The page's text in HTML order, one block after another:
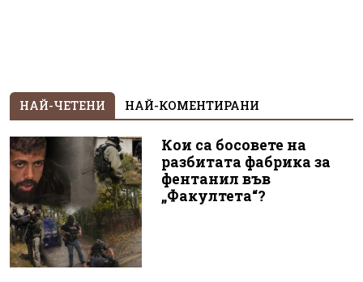
НАЙ-ЧЕТЕНИ НАЙ-КОМЕНТИРАНИ
Кои са босовете на
разбитата фабрика за
фентанил във
„Факултета“?